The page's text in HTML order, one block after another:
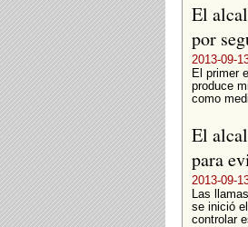
El
por
2013-09-
El primer
produce
como
El
para
2013-09-
Las
se inició
controlar